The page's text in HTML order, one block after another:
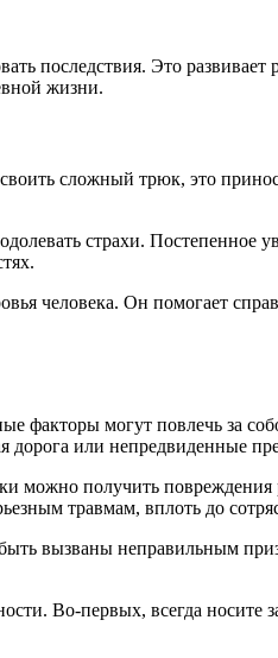
последствия. Это
жизни.
сложный трюк, это
страхи. Постепенное
человека. Он помогает
факторы могут повлечь за
дорога или непредвиденные
можно получить повреждения
травмам, вплоть до
вызваны неправильным
Во-первых, всегда